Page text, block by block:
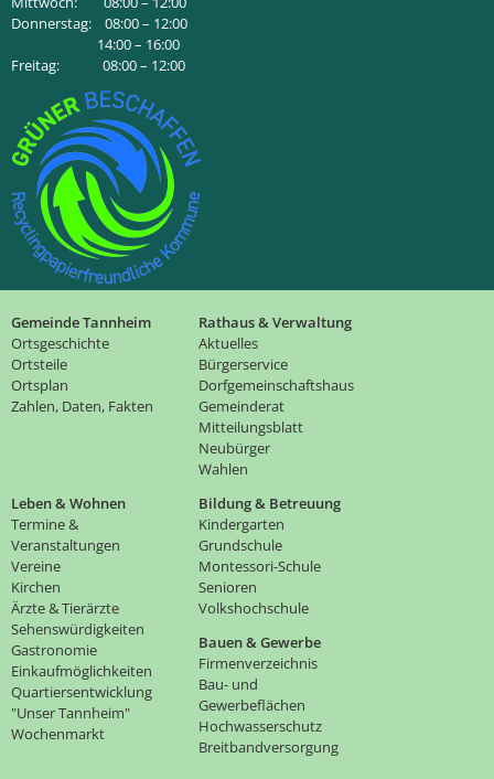
Donnerstag: 08:00 – 12:00
14:00 – 16:00
Freitag: 08:00 – 12:00
Gemeinde Tannheim
Ortsgeschichte
Ortsteile
Ortsplan
Zahlen, Daten, Fakten
Rathaus & Verwaltung
Aktuelles
Bürgerservice
Dorfgemeinschaftshaus
Gemeinderat
Mitteilungsblatt
Neubürger
Wahlen
Leben & Wohnen
Termine &
Veranstaltungen
Vereine
Kirchen
Ärzte & Tierärzte
Sehenswürdigkeiten
Gastronomie
Einkaufmöglichkeiten
Quartiersentwicklung
"Unser Tannheim"
Wochenmarkt
Bildung & Betreuung
Kindergarten
Grundschule
Montessori-Schule
Senioren
Volkshochschule
Bauen & Gewerbe
Firmenverzeichnis
Bau- und
Gewerbeflächen
Hochwasserschutz
Breitbandversorgung